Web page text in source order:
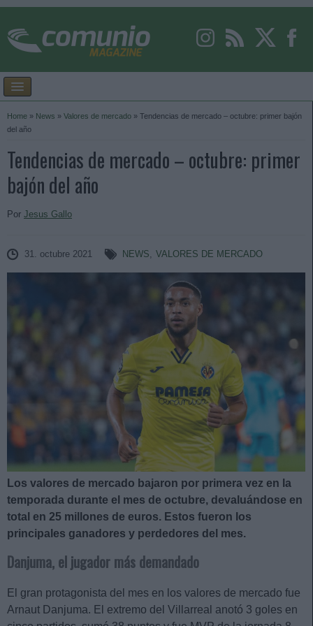
Home » News » Valores de mercado » Tendencias de mercado – octubre: primer bajón
del año
Tendencias de mercado – octubre: primer
bajón del año
Por Jesus Gallo
31. octubre 2021 NEWS, VALORES DE MERCADO
Los valores de mercado bajaron por primera vez en la
temporada durante el mes de octubre, devaluándose en
total en 25 millones de euros. Estos fueron los
principales ganadores y perdedores del mes.
Danjuma, el jugador más demandado
El gran protagonista del mes en los valores de mercado fue
Arnaut Danjuma. El extremo del Villarreal anotó 3 goles en